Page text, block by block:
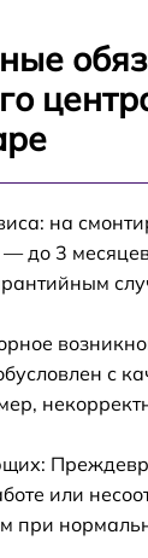
на
до 3
с
или
при